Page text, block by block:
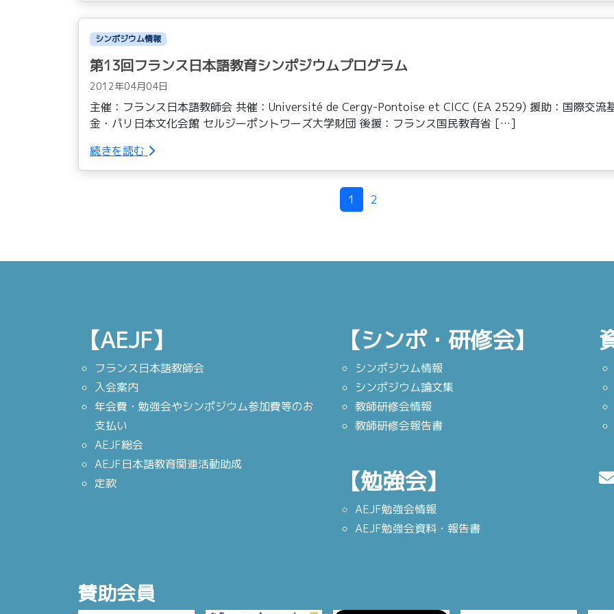
シンポジウム情報
第13回フランス日本語教育シンポジウムプログラム
2012年04月04日
主催：フランス日本語教師会 共催：Université de Cergy-Pontoise et CICC (EA 2529) 援助：国際交流
金・パリ日本文化会館 セルジーポントワーズ大学財団 後援：フランス国民教育省 […]
続きを読む
1 2
【AEJF】
フランス日本語教師会
入会案内
年会費・勉強会やシンポジウム参加費等のお
支払い
AEJF総会
AEJF日本語教育関連活動助成
定款
【シンポ・研修会】
シンポジウム情報
シンポジウム論文集
教師研修会情報
教師研修会報告書
【勉強会】
AEJF勉強会情報
AEJF勉強会資料・報告書
賛助会員